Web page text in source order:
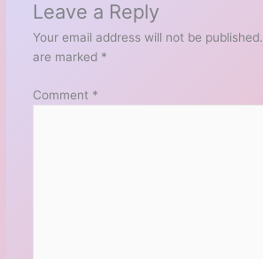
Leave a Reply
Your email address will not be published.
are marked *
Comment *